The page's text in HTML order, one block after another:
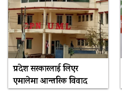
प्रदेश सरकारलाई लिएर
एमालेमा आन्तरिक विवाद